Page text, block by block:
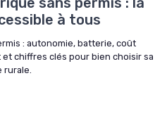
à tous
: autonomie, batterie, coût
et chiffres clés pour bien choisir sa
rurale.